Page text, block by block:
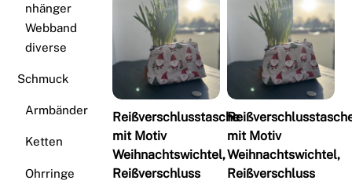
Reißverschlusstasche
mit Motiv
Weihnachtswichtel,
Reißverschluss
mit Motiv
Weihnachtswichtel,
Reißverschluss
nhänger
Webband
diverse
Schmuck
Armbänder
Ketten
Ohrringe